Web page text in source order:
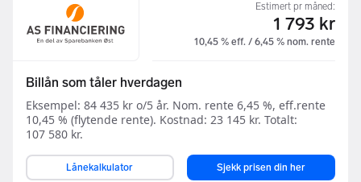
Estimert pr måned:
1 793 kr
10,45 % eff. / 6,45 % nom. rente
Billån som tåler hverdagen
Eksempel: 84 435 kr o/5 år. Nom. rente 6,45 %, eff.rente
10,45 % (flytende rente). Kostnad: 23 145 kr. Totalt:
107 580 kr.
Lånekalkulator Sjekk prisen din her